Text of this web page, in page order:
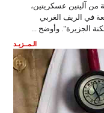
آليتين عسكريتين،
الريف الغربي
وأوضح ...
الـمــزيـد